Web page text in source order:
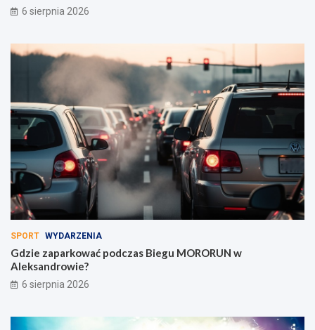
6 sierpnia 2026
SPORT WYDARZENIA
Gdzie zaparkować podczas Biegu MORORUN w
Aleksandrowie?
6 sierpnia 2026